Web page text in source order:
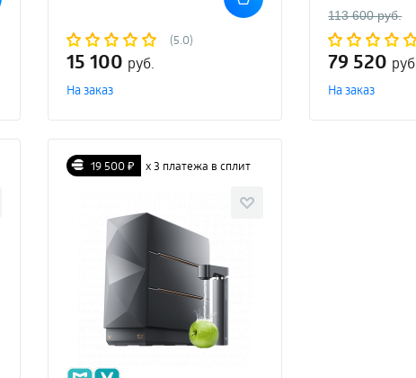
(5.0)
15 100 руб.
На заказ
113 600 руб.
79 520 руб.
На заказ
19 500 ₽ х 3 платежа в сплит